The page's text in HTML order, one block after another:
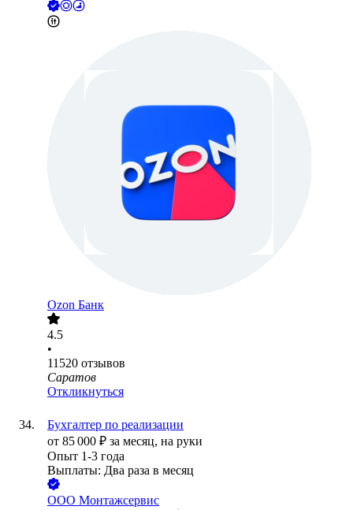
Ozon Банк
4.5
•
11520 отзывов
Саратов
Откликнуться
Бухгалтер по реализации
от 85 000 ₽ за месяц, на руки
Опыт 1-3 года
Выплаты: Два раза в месяц
ООО Монтажсервис